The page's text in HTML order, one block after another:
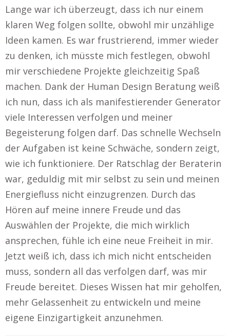
Lange war ich überzeugt, dass ich nur einem
klaren Weg folgen sollte, obwohl mir unzählige
Ideen kamen. Es war frustrierend, immer wieder
zu denken, ich müsste mich festlegen, obwohl
mir verschiedene Projekte gleichzeitig Spaß
machen. Dank der Human Design Beratung weiß
ich nun, dass ich als manifestierender Generator
viele Interessen verfolgen und meiner
Begeisterung folgen darf. Das schnelle Wechseln
der Aufgaben ist keine Schwäche, sondern zeigt,
wie ich funktioniere. Der Ratschlag der Beraterin
war, geduldig mit mir selbst zu sein und meinen
Energiefluss nicht einzugrenzen. Durch das
Hören auf meine innere Freude und das
Auswählen der Projekte, die mich wirklich
ansprechen, fühle ich eine neue Freiheit in mir.
Jetzt weiß ich, dass ich mich nicht entscheiden
muss, sondern all das verfolgen darf, was mir
Freude bereitet. Dieses Wissen hat mir geholfen,
mehr Gelassenheit zu entwickeln und meine
eigene Einzigartigkeit anzunehmen.